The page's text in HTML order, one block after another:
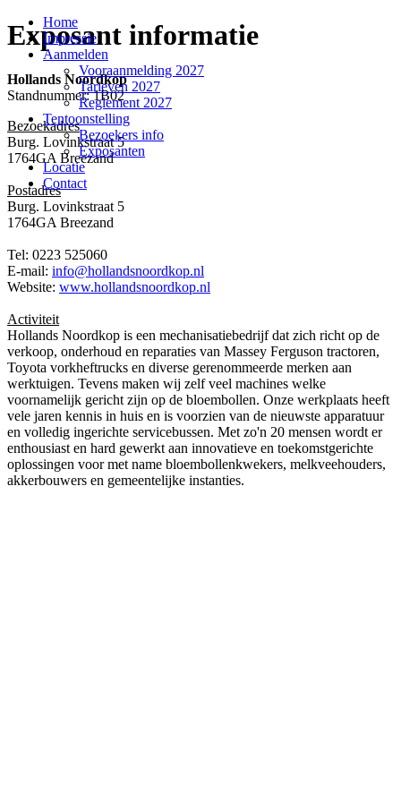
Home
Impressie
Aanmelden
Vooraanmelding 2027
Tarieven 2027
Reglement 2027
Tentoonstelling
Bezoekers info
Exposanten
Locatie
Contact
Exposant informatie
Hollands Noordkop
Standnummer: 1B02
Bezoekadres
Burg. Lovinkstraat 5
1764GA Breezand
Postadres
Burg. Lovinkstraat 5
1764GA Breezand
Tel: 0223 525060
E-mail: info@hollandsnoordkop.nl
Website: www.hollandsnoordkop.nl
Activiteit
Hollands Noordkop is een mechanisatiebedrijf dat zich richt op de
verkoop, onderhoud en reparaties van Massey Ferguson tractoren,
Toyota vorkheftrucks en diverse gerenommeerde merken aan
werktuigen. Tevens maken wij zelf veel machines welke
voornamelijk gericht zijn op de bloembollen. Onze werkplaats heeft
vele jaren kennis in huis en is voorzien van de nieuwste apparatuur
en volledig ingerichte servicebussen. Met zo'n 20 mensen wordt er
enthousiast en hard gewerkt aan innovatieve en toekomstgerichte
oplossingen voor met name bloembollenkwekers, melkveehouders,
akkerbouwers en gemeentelijke instanties.